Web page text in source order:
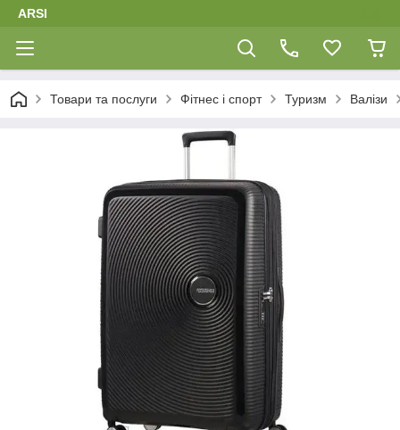
ARSI
Товари та послуги Фітнес і спорт Туризм Валізи